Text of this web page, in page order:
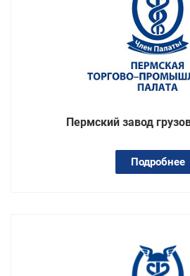
Пермский завод
Подробнее